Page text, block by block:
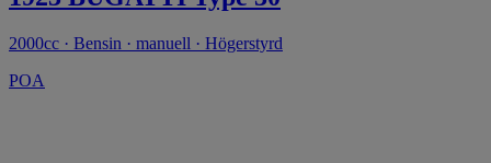
2000cc · Bensin · manuell · Högerstyrd
POA